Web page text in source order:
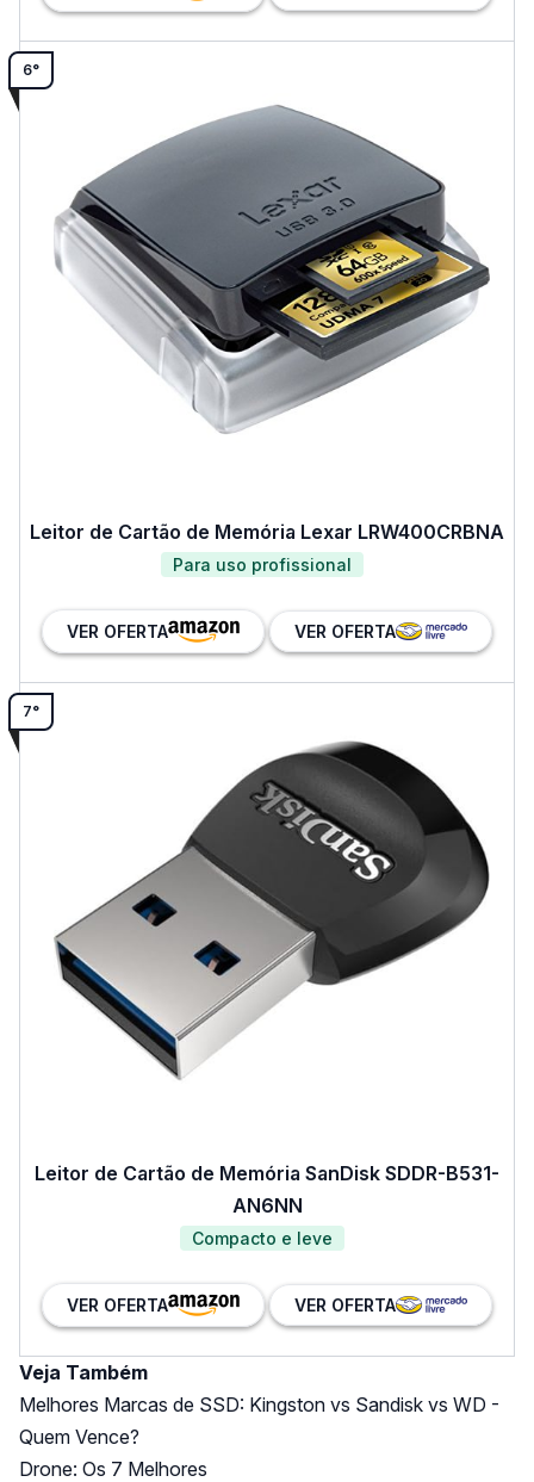
6°
Leitor de Cartão de Memória Lexar LRW400CRBNA
Para uso profissional
VER OFERTA VER OFERTA
7°
Leitor de Cartão de Memória SanDisk SDDR-B531-
AN6NN
Compacto e leve
VER OFERTA VER OFERTA
Veja Também
Melhores Marcas de SSD: Kingston vs Sandisk vs WD -
Quem Vence?
Drone: Os 7 Melhores